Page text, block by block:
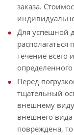
заказа.
Для успешной
располагаться
течение всего
Перед
тщательный
внешнему
внешнего вида
повреждена,